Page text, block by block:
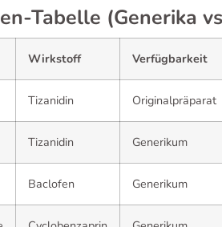
Tabelle (Generika
Wirkstoff Verfügbarkeit
Tizanidin Originalpräparat
Tizanidin Generikum
Baclofen Generikum